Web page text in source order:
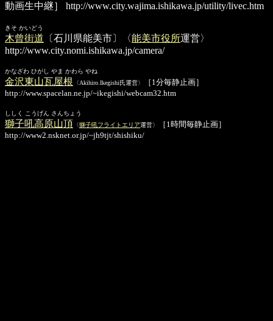
動画生中継］
http://www.city.wajima.ishikawa.jp/utility/livec.htm
きそ かいどう
木曾街道 〔石川県能美市〕〈能美市役所運営〉
http://www.city.nomi.ishikawa.jp/camera/
かなざわ ひがし やま かわら やね
金沢東山瓦屋根 〈Akihiro.Ikegishi氏運営〉
［1分毎静止画］
http://www.spacelan.ne.jp/~ikegishi/webcam32.htm
ししく こうげん さんちょう
獅子吼高原山頂 〈獅子吼フライトエリア運営〉
［1時間毎静止画］
http://www2.nsknet.or.jp/~jh9tjt/shishiku/